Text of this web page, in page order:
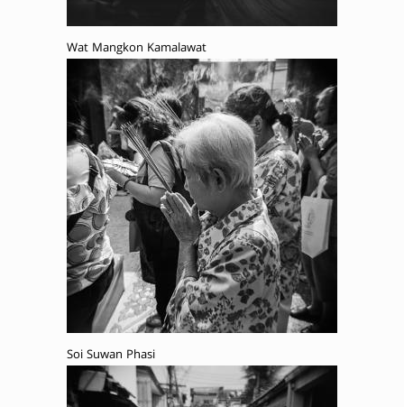
Wat Mangkon Kamalawat
Soi Suwan Phasi